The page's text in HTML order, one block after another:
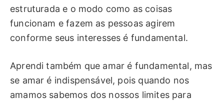
estruturada e o modo como as coisas
funcionam e fazem as pessoas agirem
conforme seus interesses é fundamental.
Aprendi também que amar é fundamental, mas
se amar é indispensável, pois quando nos
amamos sabemos dos nossos limites para